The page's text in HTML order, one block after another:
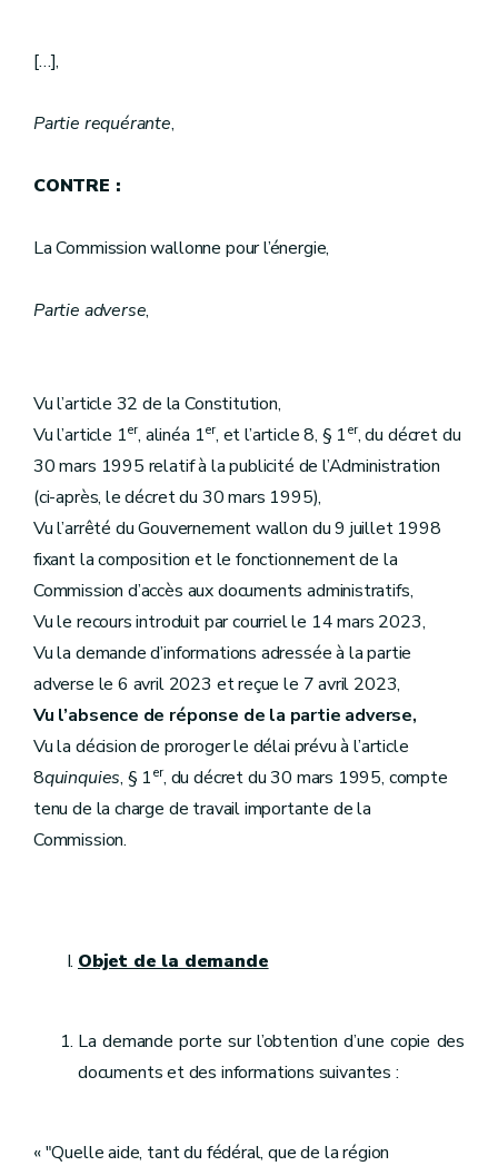
[…],
Partie requérante,
CONTRE :
La Commission wallonne pour l’énergie,
Partie adverse,
Vu l’article 32 de la Constitution,
Vu l’article 1er, alinéa 1er, et l’article 8, § 1er, du décret du
30 mars 1995 relatif à la publicité de l’Administration
(ci-après, le décret du 30 mars 1995),
Vu l’arrêté du Gouvernement wallon du 9 juillet 1998
fixant la composition et le fonctionnement de la
Commission d’accès aux documents administratifs,
Vu le recours introduit par courriel le 14 mars 2023,
Vu la demande d’informations adressée à la partie
adverse le 6 avril 2023 et reçue le 7 avril 2023,
Vu l’absence de réponse de la partie adverse,
Vu la décision de proroger le délai prévu à l’article
8quinquies, § 1er, du décret du 30 mars 1995, compte
tenu de la charge de travail importante de la
Commission.
Objet de la demande
La demande porte sur l’obtention d’une copie des
documents et des informations suivantes :
« "Quelle aide, tant du fédéral, que de la région